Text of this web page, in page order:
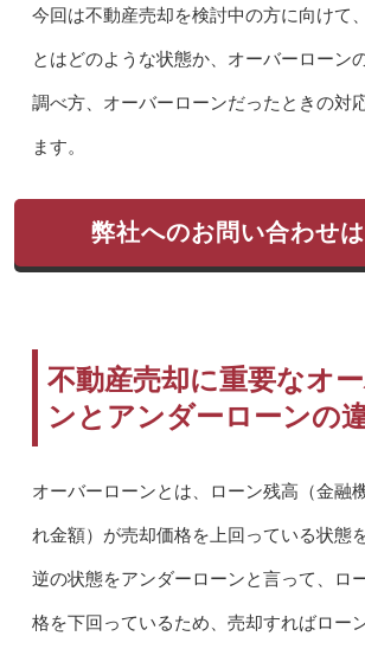
今回は不動産売却を検討中の方に向けて
とはどのような状態か、オーバーローン
調べ方、オーバーローンだったときの対
ます。
弊社へのお問い合わせ
不動産売却に重要なオ
ンとアンダーローンの
オーバーローンとは、ローン残高（金融
れ金額）が売却価格を上回っている状態
逆の状態をアンダーローンと言って、ロ
格を下回っているため、売却すればロー